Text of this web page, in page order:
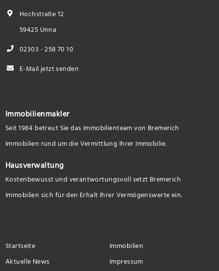
Hochstraße 12
59425 Unna
02303 - 258 70 10
E-Mail jetzt senden
Immobilienmakler
Seit 1984 betreut Sie das Immobilienteam von Bremerich
Immobilien rund um die Vermittlung Ihrer Immobilie.
Hausverwaltung
Kostenbewusst und verantwortungsvoll setzt Bremerich
Immobilien sich für den Erhalt Ihrer Vermögenswerte ein.
Startseite
Immobilien
Aktuelle News
Impressum